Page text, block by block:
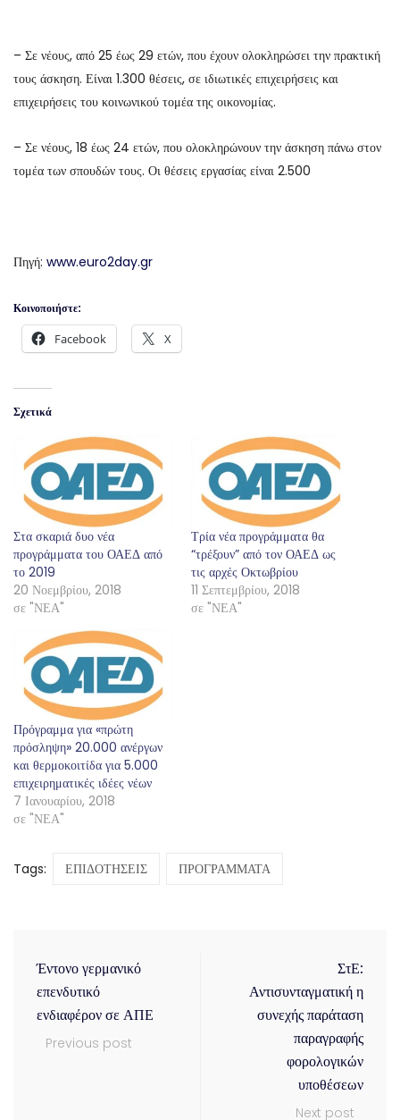
– Σε νέους, από 25 έως 29 ετών, που έχουν ολοκληρώσει την πρακτική
τους άσκηση. Είναι 1.300 θέσεις, σε ιδιωτικές επιχειρήσεις και
επιχειρήσεις του κοινωνικού τομέα της οικονομίας.
– Σε νέους, 18 έως 24 ετών, που ολοκληρώνουν την άσκηση πάνω στον
τομέα των σπουδών τους. Οι θέσεις εργασίας είναι 2.500
Πηγή: www.euro2day.gr
Κοινοποιήστε:
Facebook X
Σχετικά
Στα σκαριά δυο νέα
προγράμματα του ΟΑΕΔ από
το 2019
20 Νοεμβρίου, 2018
σε "ΝΕΑ"
Τρία νέα προγράμματα θα
“τρέξουν” από τον ΟΑΕΔ ως
τις αρχές Οκτωβρίου
11 Σεπτεμβρίου, 2018
σε "ΝΕΑ"
Πρόγραμμα για «πρώτη
πρόσληψη» 20.000 ανέργων
και θερμοκοιτίδα για 5.000
επιχειρηματικές ιδέες νέων
7 Ιανουαρίου, 2018
σε "ΝΕΑ"
Tags: ΕΠΙΔΟΤΗΣΕΙΣ ΠΡΟΓΡΑΜΜΑΤΑ
Έντονο γερμανικό
επενδυτικό
ενδιαφέρον σε ΑΠΕ
Previous post
ΣτΕ:
Αντισυνταγματική η
συνεχής παράταση
παραγραφής
φορολογικών
υποθέσεων
Next post